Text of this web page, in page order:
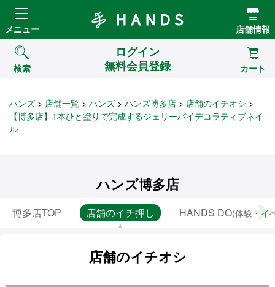
Hands ハンズ
メニュー 店舗情報
検索
ログイン
無料会員登録
カート
ハンズ 店舗一覧 ハンズ ハンズ博多店
店舗のイチオシ
【博多店】1本ひと塗りで完成するジェリーバイデコラティブネイ
ル
ハンズ博多店
博多店TOP 店舗のイチ押し HANDS DO(体験・イ
店舗のイチオシ